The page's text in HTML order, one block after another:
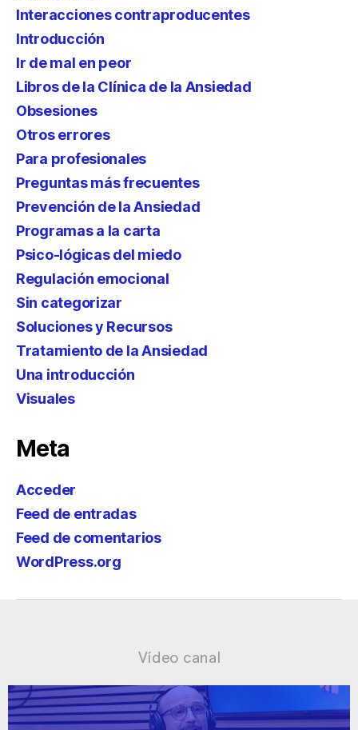
Interacciones contraproducentes
Introducción
Ir de mal en peor
Libros de la Clínica de la Ansiedad
Obsesiones
Otros errores
Para profesionales
Preguntas más frecuentes
Prevención de la Ansiedad
Programas a la carta
Psico-lógicas del miedo
Regulación emocional
Sin categorizar
Soluciones y Recursos
Tratamiento de la Ansiedad
Una introducción
Visuales
Meta
Acceder
Feed de entradas
Feed de comentarios
WordPress.org
Vídeo canal